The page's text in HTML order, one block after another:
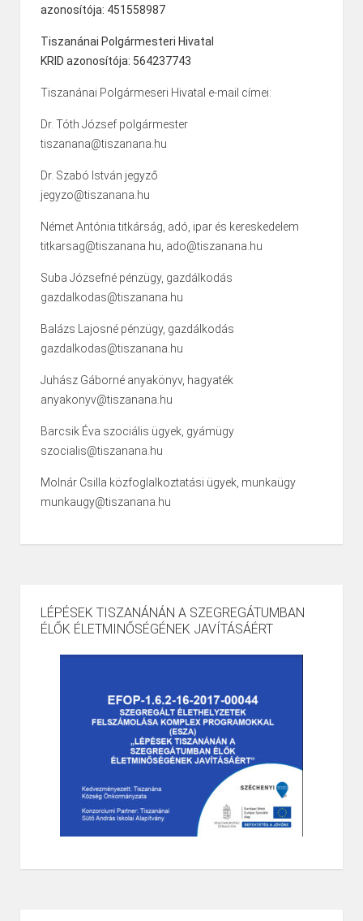
azonosítója: 451558987
Tiszanánai Polgármesteri Hivatal
KRID azonosítója: 564237743
Tiszanánai Polgármeseri Hivatal e-mail címei:
Dr. Tóth József polgármester
tiszanana@tiszanana.hu
Dr. Szabó István jegyző
jegyzo@tiszanana.hu
Német Antónia titkárság, adó, ipar és kereskedelem
titkarsag@tiszanana.hu, ado@tiszanana.hu
Suba Józsefné pénzügy, gazdálkodás
gazdalkodas@tiszanana.hu
Balázs Lajosné pénzügy, gazdálkodás
gazdalkodas@tiszanana.hu
Juhász Gáborné anyakönyv, hagyaték
anyakonyv@tiszanana.hu
Barcsik Éva szociális ügyek, gyámügy
szocialis@tiszanana.hu
Molnár Csilla közfoglalkoztatási ügyek, munkaügy
munkaugy@tiszanana.hu
LÉPÉSEK TISZANÁNÁN A SZEGREGÁTUMBAN
ÉLŐK ÉLETMINŐSÉGÉNEK JAVÍTÁSÁÉRT